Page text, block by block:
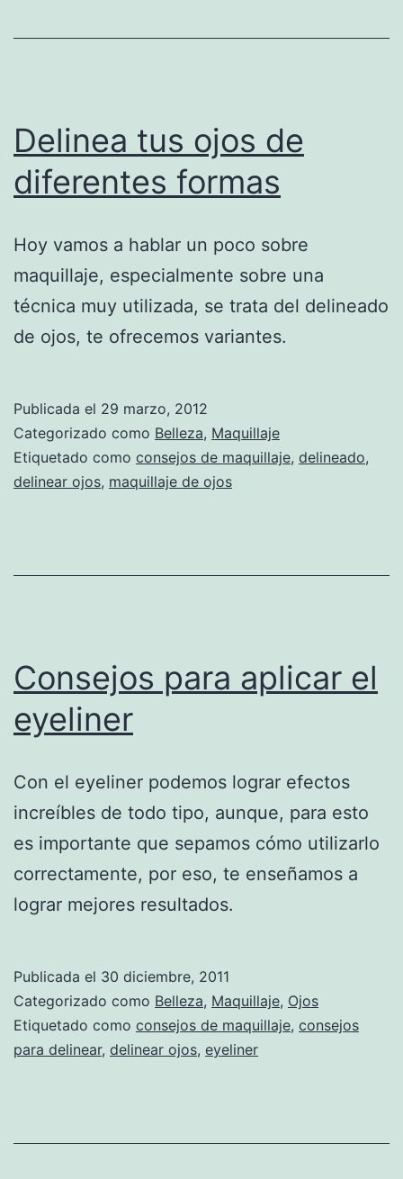
Delinea tus ojos de
diferentes formas
Hoy vamos a hablar un poco sobre
maquillaje, especialmente sobre una
técnica muy utilizada, se trata del delineado
de ojos, te ofrecemos variantes.
Publicada el 29 marzo, 2012
Categorizado como Belleza, Maquillaje
Etiquetado como consejos de maquillaje, delineado,
delinear ojos, maquillaje de ojos
Consejos para aplicar el
eyeliner
Con el eyeliner podemos lograr efectos
increíbles de todo tipo, aunque, para esto
es importante que sepamos cómo utilizarlo
correctamente, por eso, te enseñamos a
lograr mejores resultados.
Publicada el 30 diciembre, 2011
Categorizado como Belleza, Maquillaje, Ojos
Etiquetado como consejos de maquillaje, consejos
para delinear, delinear ojos, eyeliner